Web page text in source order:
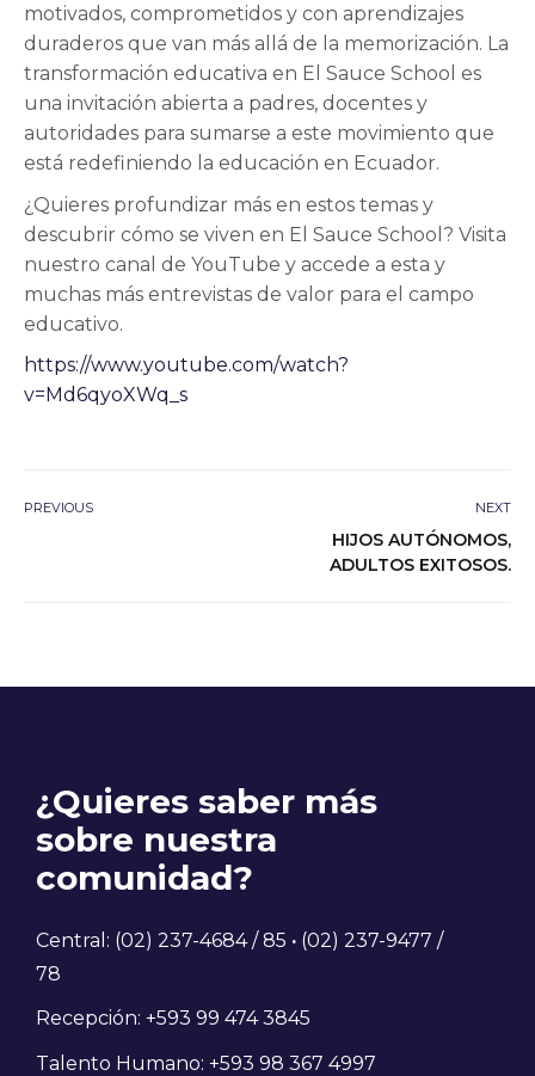
motivados, comprometidos y con aprendizajes
duraderos que van más allá de la memorización. La
transformación educativa en El Sauce School es
una invitación abierta a padres, docentes y
autoridades para sumarse a este movimiento que
está redefiniendo la educación en Ecuador.
¿Quieres profundizar más en estos temas y
descubrir cómo se viven en El Sauce School? Visita
nuestro canal de YouTube y accede a esta y
muchas más entrevistas de valor para el campo
educativo.
https://www.youtube.com/watch?
v=Md6qyoXWq_s
PREVIOUS NEXT
HIJOS AUTÓNOMOS,
ADULTOS EXITOSOS.
¿Quieres saber más
sobre nuestra
comunidad?
Central: (02) 237-4684 / 85 · (02) 237-9477 /
78
Recepción: +593 99 474 3845
Talento Humano: +593 98 367 4997